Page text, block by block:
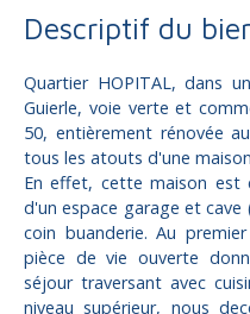
Descriptif du
Quartier HOPITAL, dans
Guierle, voie verte et
50, entièrement rénovée
tous les atouts d'une
En effet, cette maison est
d'un espace garage et
coin buanderie. Au
pièce de vie ouverte
séjour traversant avec
niveau supérieur, nous